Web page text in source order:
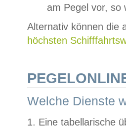
am Pegel vor,
Alternativ können die
höchsten
Welche Dienste
1. Eine tabellarische